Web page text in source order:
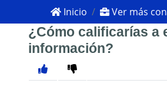
Inicio Ver más
¿Cómo calificarías a
información?